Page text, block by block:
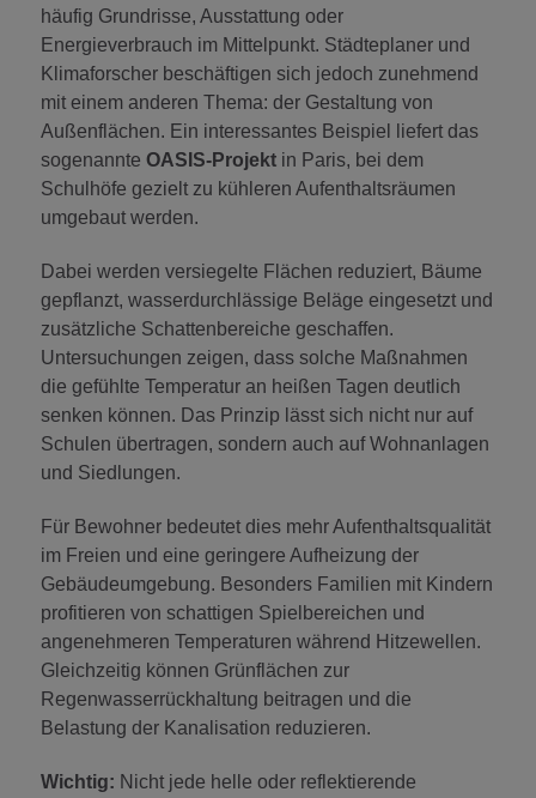
häufig Grundrisse, Ausstattung oder
Energieverbrauch im Mittelpunkt. Städteplaner und
Klimaforscher beschäftigen sich jedoch zunehmend
mit einem anderen Thema: der Gestaltung von
Außenflächen. Ein interessantes Beispiel liefert das
sogenannte OASIS-Projekt in Paris, bei dem
Schulhöfe gezielt zu kühleren Aufenthaltsräumen
umgebaut werden.
Dabei werden versiegelte Flächen reduziert, Bäume
gepflanzt, wasserdurchlässige Beläge eingesetzt und
zusätzliche Schattenbereiche geschaffen.
Untersuchungen zeigen, dass solche Maßnahmen
die gefühlte Temperatur an heißen Tagen deutlich
senken können. Das Prinzip lässt sich nicht nur auf
Schulen übertragen, sondern auch auf Wohnanlagen
und Siedlungen.
Für Bewohner bedeutet dies mehr Aufenthaltsqualität
im Freien und eine geringere Aufheizung der
Gebäudeumgebung. Besonders Familien mit Kindern
profitieren von schattigen Spielbereichen und
angenehmeren Temperaturen während Hitzewellen.
Gleichzeitig können Grünflächen zur
Regenwasserrückhaltung beitragen und die
Belastung der Kanalisation reduzieren.
Wichtig: Nicht jede helle oder reflektierende